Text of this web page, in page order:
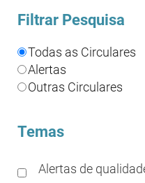
Filtrar Pesquisa
Todas as Circulares
Alertas
Outras Circulares
Temas
Alertas de